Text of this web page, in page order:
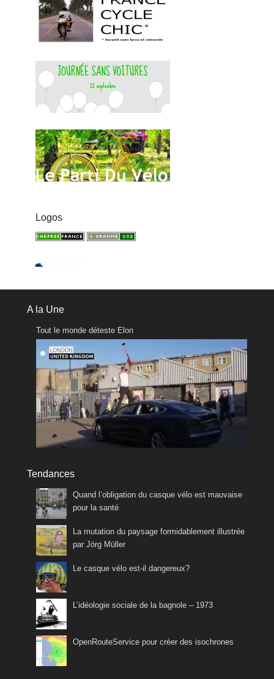
Logos
A la Une
Tout le monde déteste Elon
Tendances
Quand l’obligation du casque vélo est mauvaise
pour la santé
La mutation du paysage formidablement illustrée
par Jörg Müller
Le casque vélo est-il dangereux?
L’idéologie sociale de la bagnole – 1973
OpenRouteService pour créer des isochrones